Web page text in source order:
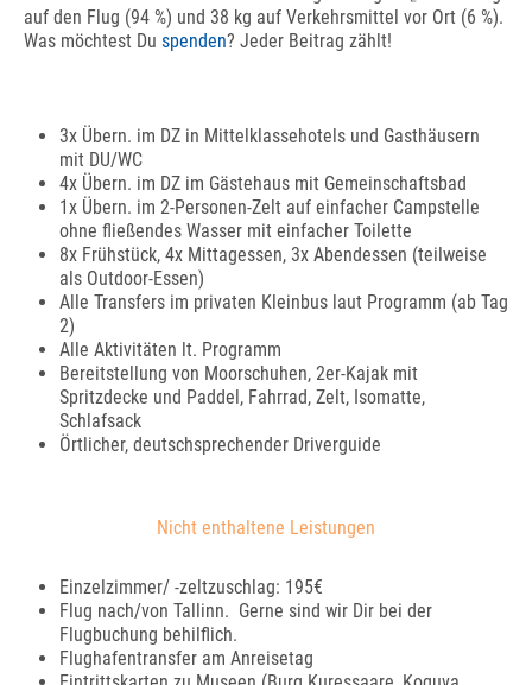
auf den Flug (94 %) und 38 kg auf Verkehrsmittel vor Ort (6 %).
Was möchtest Du spenden? Jeder Beitrag zählt!
3x Übern. im DZ in Mittelklassehotels und Gasthäusern
mit DU/WC
4x Übern. im DZ im Gästehaus mit Gemeinschaftsbad
1x Übern. im 2-Personen-Zelt auf einfacher Campstelle
ohne fließendes Wasser mit einfacher Toilette
8x Frühstück, 4x Mittagessen, 3x Abendessen (teilweise
als Outdoor-Essen)
Alle Transfers im privaten Kleinbus laut Programm (ab Tag
2)
Alle Aktivitäten lt. Programm
Bereitstellung von Moorschuhen, 2er-Kajak mit
Spritzdecke und Paddel, Fahrrad, Zelt, Isomatte,
Schlafsack
Örtlicher, deutschsprechender Driverguide
Nicht enthaltene Leistungen
Einzelzimmer/ -zeltzuschlag: 195€
Flug nach/von Tallinn. Gerne sind wir Dir bei der
Flugbuchung behilflich.
Flughafentransfer am Anreisetag